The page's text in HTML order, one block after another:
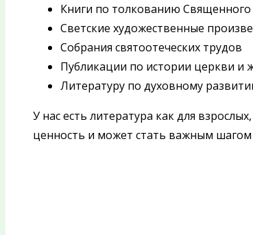
Книги по толкованию Священного
Светские художественные
Собрания святоотеческих трудов
Публикации по истории церкви и
Литературу по духовному
У нас есть литература как для
ценность и может стать важным